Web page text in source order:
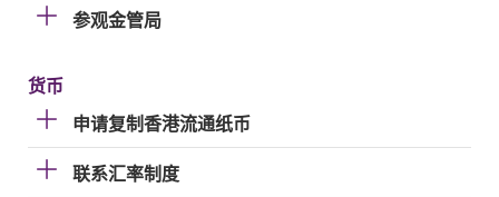
参观金管局
货币
申请复制香港流通纸币
联系汇率制度